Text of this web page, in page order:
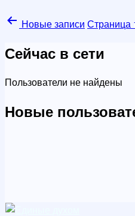
Пагинация
записей
Новыезаписи Страница
Сейчас в сети
Пользователи не найдены
Новые